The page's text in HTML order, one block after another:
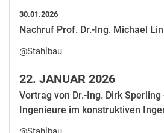
30.01.2026
Nachruf Prof. Dr.-Ing. Michael
@Stahlbau
22. JANUAR 2026
Vortrag von Dr.-Ing. Dirk Sperling
Ingenieure im konstruktiven